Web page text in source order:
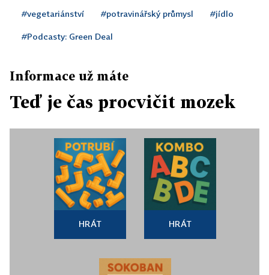
#vegetariánství #potravinářský průmysl #jídlo
#Podcasty: Green Deal
Informace už máte
Teď je čas procvičit mozek
HRÁT HRÁT